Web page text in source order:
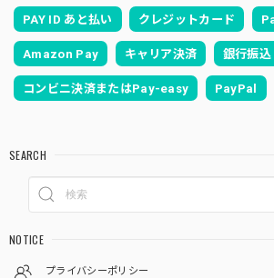
PAY ID あと払い クレジットカード
Amazon Pay キャリア決済 銀行振込
コンビニ決済またはPay-easy PayPal
SEARCH
NOTICE
プライバシーポリシー